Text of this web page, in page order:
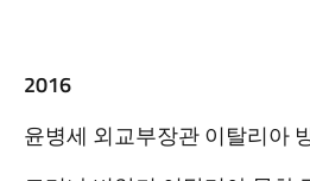
2016
윤병세 외교부장관 이탈리아